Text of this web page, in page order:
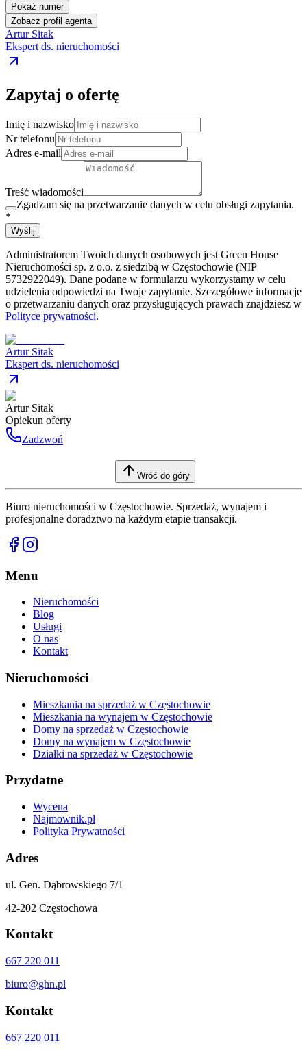
Pokaż numer
Zobacz profil agenta
Artur Sitak
Ekspert ds. nieruchomości
Zapytaj o ofertę
Imię i nazwisko
Nr telefonu
Adres e-mail
Treść wiadomości
Zgadzam się na przetwarzanie danych w celu obsługi zapytania.
*
Wyślij
Administratorem Twoich danych osobowych jest Green House
Nieruchomości sp. z o.o. z siedzibą w Częstochowie (NIP
5732922049). Dane podane w formularzu wykorzystamy w celu
udzielenia odpowiedzi na Twoje zapytanie. Szczegółowe informacje
o przetwarzaniu danych oraz przysługujących prawach znajdziesz w
Polityce prywatności.
Artur Sitak
Ekspert ds. nieruchomości
Artur Sitak
Opiekun oferty
Zadzwoń
Wróć do góry
Biuro nieruchomości w Częstochowie. Sprzedaż, wynajem i
profesjonalne doradztwo na każdym etapie transakcji.
Menu
Nieruchomości
Blog
Usługi
O nas
Kontakt
Nieruchomości
Mieszkania na sprzedaż w Częstochowie
Mieszkania na wynajem w Częstochowie
Domy na sprzedaż w Częstochowie
Domy na wynajem w Częstochowie
Działki na sprzedaż w Częstochowie
Przydatne
Wycena
Najmownik.pl
Polityka Prywatności
Adres
ul. Gen. Dąbrowskiego 7/1
42-202 Częstochowa
Kontakt
667 220 011
biuro@ghn.pl
Kontakt
667 220 011